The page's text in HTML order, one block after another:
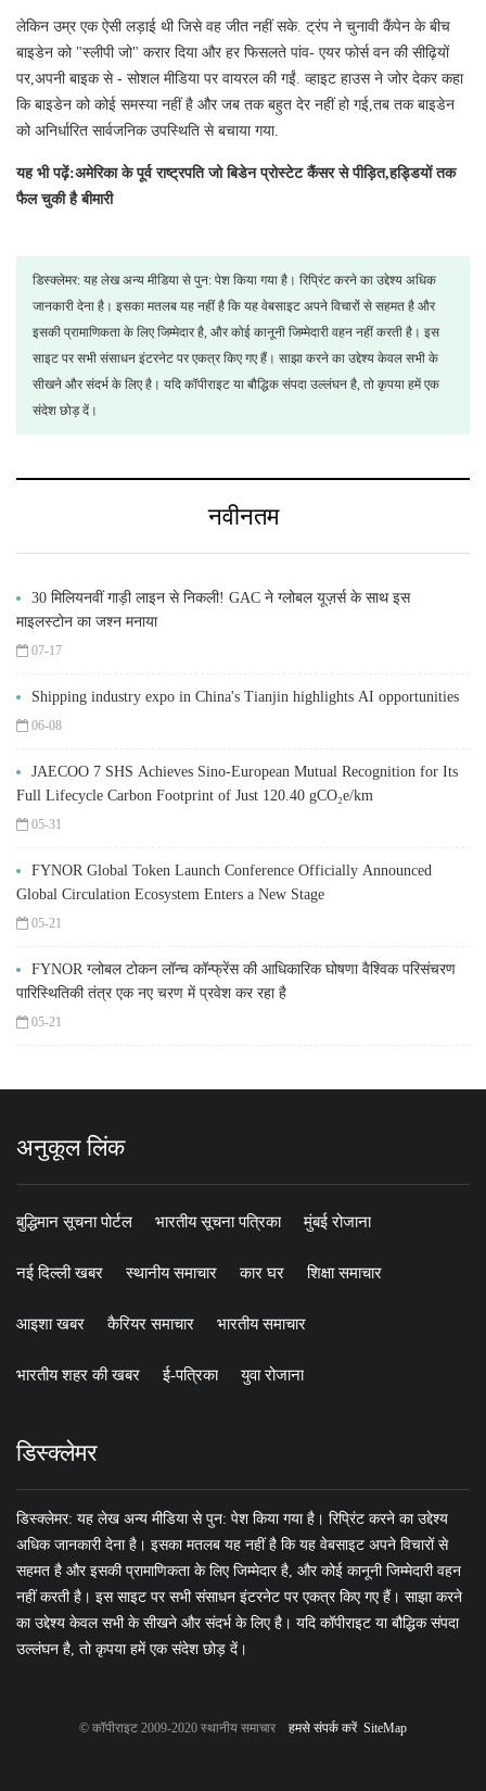
लेकिन उम्र एक ऐसी लड़ाई थी जिसे वह जीत नहीं सके. ट्रंप ने चुनावी कैंपेन के बीच
बाइडेन को "स्लीपी जो" करार दिया और हर फिसलते पांव- एयर फोर्स वन की सीढ़ियों
पर,अपनी बाइक से - सोशल मीडिया पर वायरल की गईं. व्हाइट हाउस ने जोर देकर कहा
कि बाइडेन को कोई समस्या नहीं है और जब तक बहुत देर नहीं हो गई,तब तक बाइडेन
को अनिर्धारित सार्वजनिक उपस्थिति से बचाया गया.
यह भी पढ़ें:अमेरिका के पूर्व राष्ट्रपति जो बिडेन प्रोस्टेट कैंसर से पीड़ित,हड्डियों तक
फैल चुकी है बीमारी
डिस्क्लेमर: यह लेख अन्य मीडिया से पुन: पेश किया गया है। रिप्रिंट करने का उद्देश्य अधिक
जानकारी देना है। इसका मतलब यह नहीं है कि यह वेबसाइट अपने विचारों से सहमत है और
इसकी प्रामाणिकता के लिए जिम्मेदार है, और कोई कानूनी जिम्मेदारी वहन नहीं करती है। इस
साइट पर सभी संसाधन इंटरनेट पर एकत्र किए गए हैं। साझा करने का उद्देश्य केवल सभी के
सीखने और संदर्भ के लिए है। यदि कॉपीराइट या बौद्धिक संपदा उल्लंघन है, तो कृपया हमें एक
संदेश छोड़ दें।
नवीनतम
30 मिलियनवीं गाड़ी लाइन से निकली! GAC ने ग्लोबल यूज़र्स के साथ इस
माइलस्टोन का जश्न मनाया
07-17
Shipping industry expo in China's Tianjin highlights AI opportunities
06-08
JAECOO 7 SHS Achieves Sino-European Mutual Recognition for Its
Full Lifecycle Carbon Footprint of Just 120.40 gCO₂e/km
05-31
FYNOR Global Token Launch Conference Officially Announced
Global Circulation Ecosystem Enters a New Stage
05-21
FYNOR ग्लोबल टोकन लॉन्च कॉन्फ्रेंस की आधिकारिक घोषणा वैश्विक परिसंचरण
पारिस्थितिकी तंत्र एक नए चरण में प्रवेश कर रहा है
05-21
अनुकूल लिंक
बुद्धिमान सूचना पोर्टल भारतीय सूचना पत्रिका मुंबई रोजाना
नई दिल्ली खबर स्थानीय समाचार कार घर शिक्षा समाचार
आइशा खबर कैरियर समाचार भारतीय समाचार
भारतीय शहर की खबर ई-पत्रिका युवा रोजाना
डिस्क्लेमर
डिस्क्लेमर: यह लेख अन्य मीडिया से पुन: पेश किया गया है। रिप्रिंट करने का उद्देश्य
अधिक जानकारी देना है। इसका मतलब यह नहीं है कि यह वेबसाइट अपने विचारों से
सहमत है और इसकी प्रामाणिकता के लिए जिम्मेदार है, और कोई कानूनी जिम्मेदारी वहन
नहीं करती है। इस साइट पर सभी संसाधन इंटरनेट पर एकत्र किए गए हैं। साझा करने
का उद्देश्य केवल सभी के सीखने और संदर्भ के लिए है। यदि कॉपीराइट या बौद्धिक संपदा
उल्लंघन है, तो कृपया हमें एक संदेश छोड़ दें।
© कॉपीराइट 2009-2020 स्थानीय समाचार हमसे संपर्क करें SiteMap